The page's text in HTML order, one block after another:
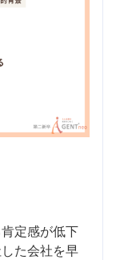
定感が低下
た会社を早